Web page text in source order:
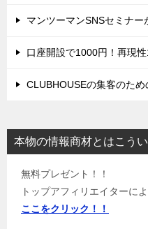
マンツーマンSNSセミナ
口座開設で1000円！再現
CLUBHOUSEの集客のため
本物の情報商材とはこう
無料プレゼント！！
トップアフィリエイターに
ここをクリック！！